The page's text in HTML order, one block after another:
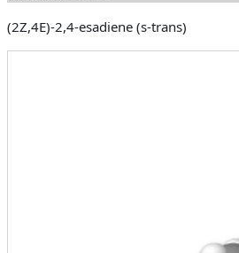
(2Z,4E)-2,4-esadiene (s-trans)